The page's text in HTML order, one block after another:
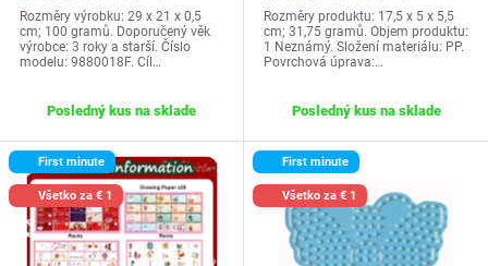
Rozměry výrobku: 29 x 21 x 0,5
cm; 100 gramů. Doporučený věk
výrobce: 3 roky a starší. Číslo
modelu: 9880018F. Cíl…
Posledný kus na sklade
Rozměry produktu: 17,5 x 5 x 5,5
cm; 31,75 gramů. Objem produktu:
1 Neznámý. Složení materiálu: PP.
Povrchová úprava:…
Posledný kus na sklade
First minute
Všetko za € 1
First minute
Všetko za € 1